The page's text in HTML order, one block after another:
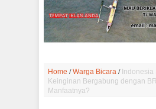
Home /Warga Bicara / Indonesia
Keinginan Bergabung dengan
Manfaatnya?